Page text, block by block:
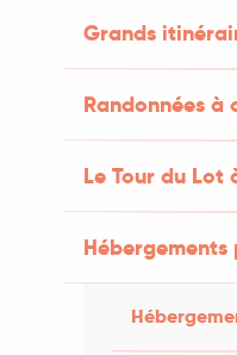
Grands
Randonnées
Le Tour du Lot